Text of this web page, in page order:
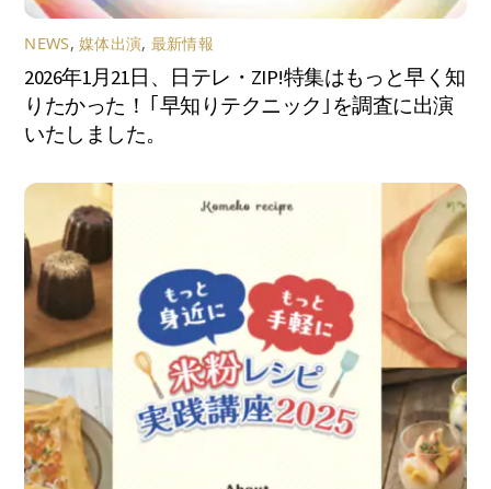
NEWS,媒体出演, 最新情報
2026年1月21日、日テレ・ZIP!特集はもっと早く知
りたかった！ ｢早知りテクニック｣を調査に出演
いたしました。